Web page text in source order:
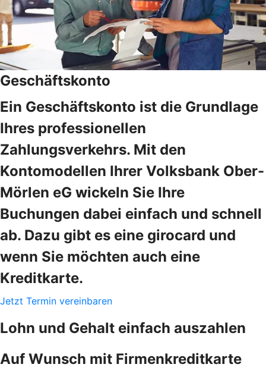
Geschäftskonto
Ein Geschäftskonto ist die Grundlage
Ihres professionellen
Zahlungsverkehrs. Mit den
Kontomodellen Ihrer Volksbank Ober-
Mörlen eG wickeln Sie Ihre
Buchungen dabei einfach und schnell
ab. Dazu gibt es eine girocard und
wenn Sie möchten auch eine
Kreditkarte.
Jetzt Termin vereinbaren
Lohn und Gehalt einfach auszahlen
Auf Wunsch mit Firmenkreditkarte